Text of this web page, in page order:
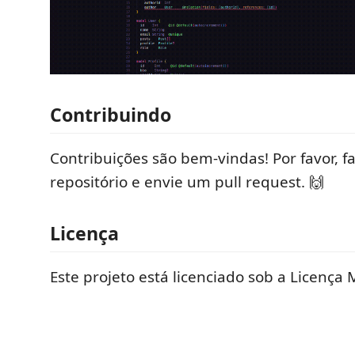
Contribuindo
Contribuições são bem-vindas! Por favor,
repositório e envie um pull request. 🙌
Licença
Este projeto está licenciado sob a Licença